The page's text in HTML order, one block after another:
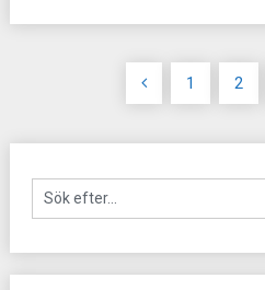
Sidonumrering1 2